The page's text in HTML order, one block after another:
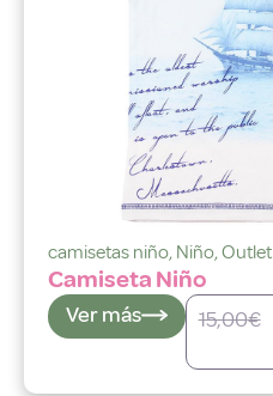
camisetas niño, Niño,Outlet
Camiseta Niño
Ver más 15,00€